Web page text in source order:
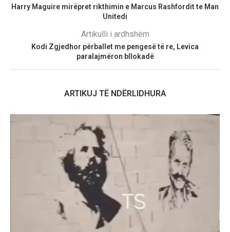
Harry Maguire mirëpret rikthimin e Marcus Rashfordit te Man
Unitedi
Artikulli i ardhshëm
Kodi Zgjedhor përballet me pengesë të re, Levica
paralajmëron bllokadë
ARTIKUJ TË NDËRLIDHURA